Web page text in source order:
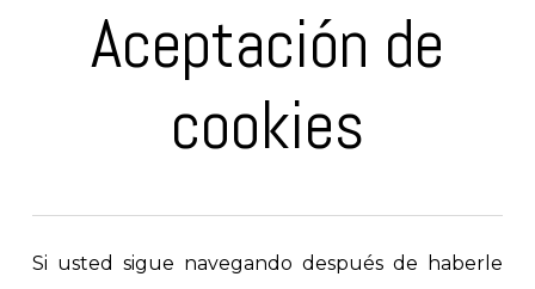
Aceptación de
cookies
Si usted sigue navegando después de haberle